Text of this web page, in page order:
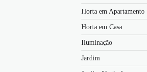
Horta em Apartamento
Horta em Casa
Iluminação
Jardim